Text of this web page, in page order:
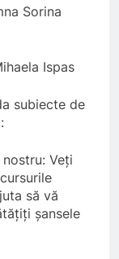
Sorina
Ispas
subiecte de
Veți
să vă
șansele